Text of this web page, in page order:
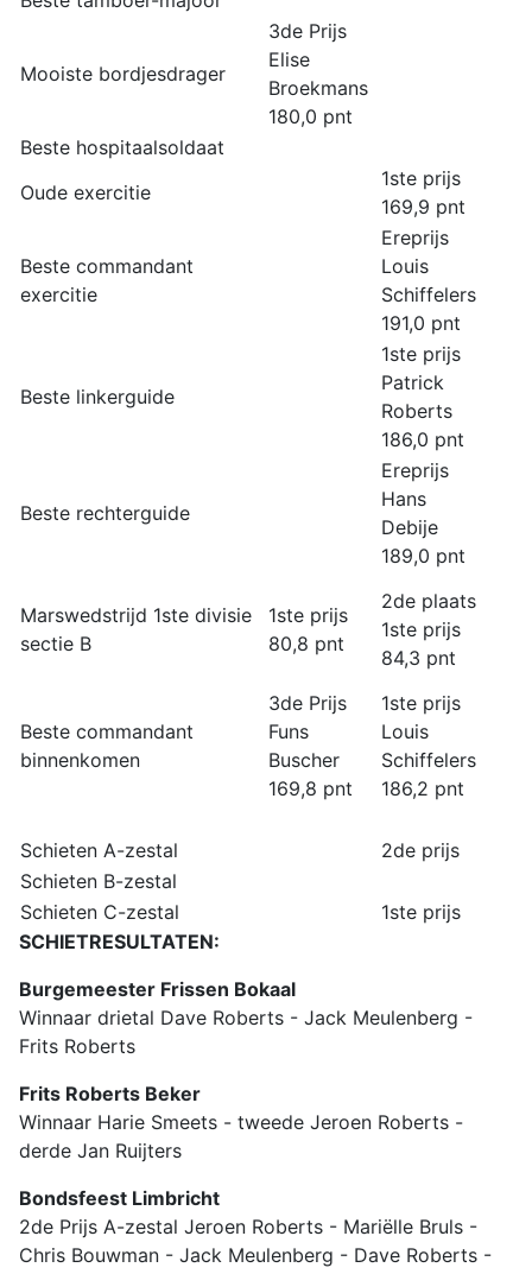
Mooiste bordjesdrager
3de Prijs
Elise
Broekmans
180,0 pnt
Beste hospitaalsoldaat
Oude exercitie
1ste prijs
169,9 pnt
Beste commandant
exercitie
Ereprijs
Louis
Schiffelers
191,0 pnt
Beste linkerguide
1ste prijs
Patrick
Roberts
186,0 pnt
Beste rechterguide
Ereprijs
Hans
Debije
189,0 pnt
Marswedstrijd 1ste divisie
sectie B
1ste prijs
80,8 pnt
2de plaats
1ste prijs
84,3 pnt
Beste commandant
binnenkomen
3de Prijs
Funs
Buscher
169,8 pnt
1ste prijs
Louis
Schiffelers
186,2 pnt
Schieten A-zestal
2de prijs
Schieten B-zestal
Schieten C-zestal
1ste prijs
SCHIETRESULTATEN:
Burgemeester Frissen Bokaal
Winnaar drietal Dave Roberts - Jack Meulenberg -
Frits Roberts
Frits Roberts Beker
Winnaar Harie Smeets - tweede Jeroen Roberts -
derde Jan Ruijters
Bondsfeest Limbricht
2de Prijs A-zestal Jeroen Roberts - Mariëlle Bruls -
Chris Bouwman - Jack Meulenberg - Dave Roberts -